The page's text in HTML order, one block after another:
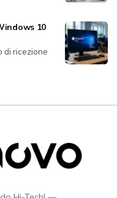
10
di ricezione